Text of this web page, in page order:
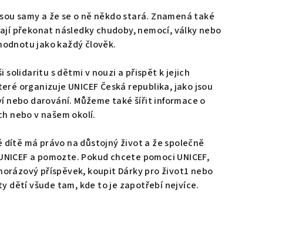
samy a že se o ně někdo stará. Znamená také
překonat následky chudoby, nemocí, války nebo
jako každý člověk.
solidaritu s dětmi v nouzi a přispět k jejich
organizuje UNICEF Česká republika, jako jsou
darování. Můžeme také šířit informace o
nebo v našem okolí.
dítě má právo na důstojný život a že společně
a pomozte. Pokud chcete pomoci UNICEF,
příspěvek, koupit Dárky pro život1 nebo
dětí všude tam, kde to je zapotřebí nejvíce.